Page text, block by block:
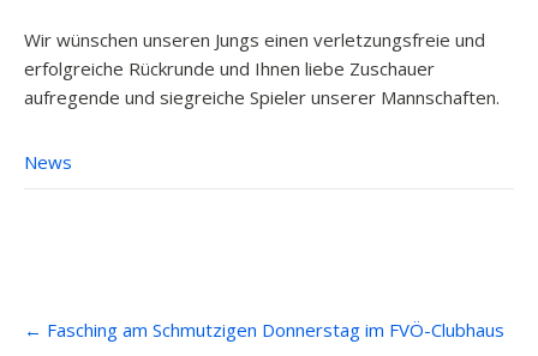
Wir wünschen unseren Jungs einen verletzungsfreie und
erfolgreiche Rückrunde und Ihnen liebe Zuschauer
aufregende und siegreiche Spieler unserer Mannschaften.
News
navigation
← Fasching am Schmutzigen Donnerstag im FVÖ-Clubhaus